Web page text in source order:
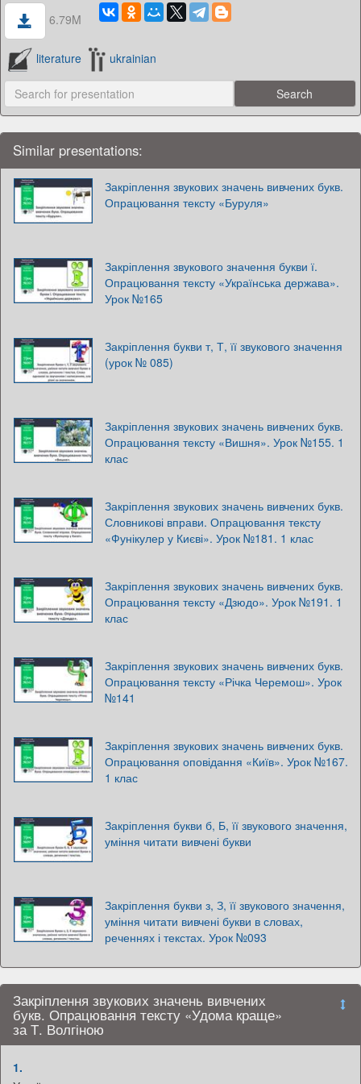
6.79M
literature ukrainian
Similar presentations:
Закріплення звукових значень вивчених букв.
Опрацювання тексту «Буруля»
Закріплення звукового значення букви ї.
Опрацювання тексту «Українська держава».
Урок №165
Закріплення букви т, Т, її звукового значення
(урок № 085)
Закріплення звукових значень вивчених букв.
Опрацювання тексту «Вишня». Урок №155. 1
клас
Закріплення звукових значень вивчених букв.
Словникові вправи. Опрацювання тексту
«Фунікулер у Києві». Урок №181. 1 клас
Закріплення звукових значень вивчених букв.
Опрацювання тексту «Дзюдо». Урок №191. 1
клас
Закріплення звукових значень вивчених букв.
Опрацювання тексту «Річка Черемош». Урок
№141
Закріплення звукових значень вивчених букв.
Опрацювання оповідання «Київ». Урок №167.
1 клас
Закріплення букви б, Б, її звукового значення,
уміння читати вивчені букви
Закріплення букви з, З, її звукового значення,
уміння читати вивчені букви в словах,
реченнях і текстах. Урок №093
Закріплення звукових значень вивчених
букв. Опрацювання тексту «Удома краще»
за Т. Волгіною
1.